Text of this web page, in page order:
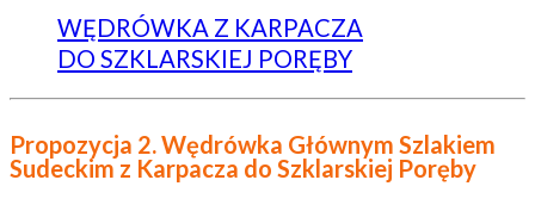
WĘDRÓWKA Z KARPACZA
DO SZKLARSKIEJ PORĘBY
Propozycja 2. Wędrówka Głównym Szlakiem
Sudeckim z Karpacza do Szklarskiej Poręby